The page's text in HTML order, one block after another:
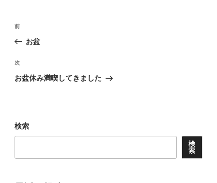
投
ビ
ゲ
ン
前
の
稿
前
お盆
次
の
次
お盆休み満喫してきました
検索
検
索